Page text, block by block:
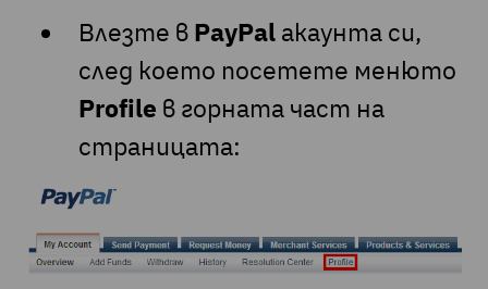
Влезте в PayPalакаунта си,
след което посетете менюто
Profile в горната част на
страницата: